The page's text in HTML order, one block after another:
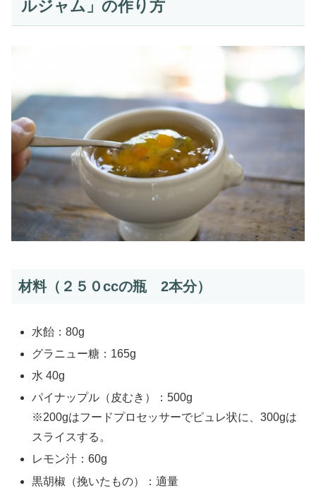
ルジャム」の作り方
材料（２５０ccの瓶 2本分）
水飴：80g
グラニュー糖：165g
水 40g
パイナップル（皮むき）：500g
※200gはフードプロセッサーでピュレ状に、300gは
スライスする。
レモン汁：60g
黒胡椒（挽いたもの）：適量